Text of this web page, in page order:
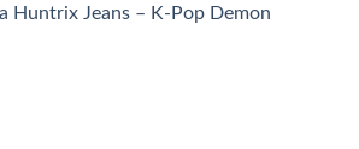
Huntrix Jeans – K-Pop Demon